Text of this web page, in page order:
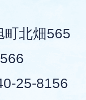
町北畑565
25-8156